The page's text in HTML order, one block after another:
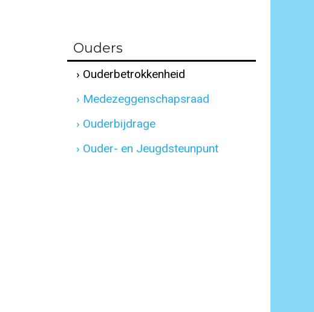
Ouders
› Ouderbetrokkenheid
› Medezeggenschapsraad
› Ouderbijdrage
› Ouder- en Jeugdsteunpunt